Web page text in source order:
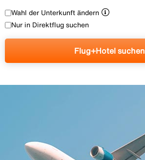
Wahl der Unterkunft ändern
Nur in Direktflug suchen
Flug+Hotel suchen